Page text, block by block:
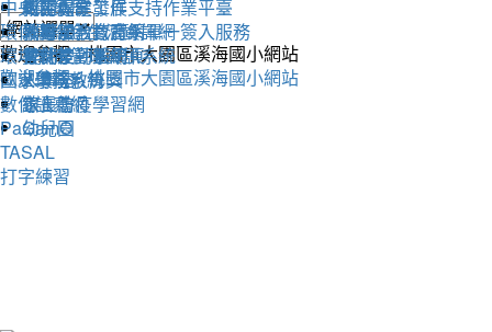
總務處
輔導室
會計室
人事室
家長會
幼兒園
衛生保健工作
人權法治教育網
替代役評鑑網頁
教師專業發展支持作業平臺
教育部教育體系單一簽入服務
雲端差勤系統
X學務系統
線上防疫學習網
中央氣象局
環保署綠色生活資訊網
環境教育管理資訊系統
國家環境教育獎
數位讀寫網
PaGamO
TASAL
打字練習
歡迎參觀：桃園市大園區溪海國小網站
歡迎參觀：桃園市大園區溪海國小網站